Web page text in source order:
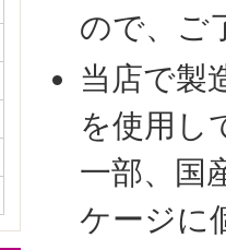
ので、ご
当店で製
を使用し
一部、国
ケージに